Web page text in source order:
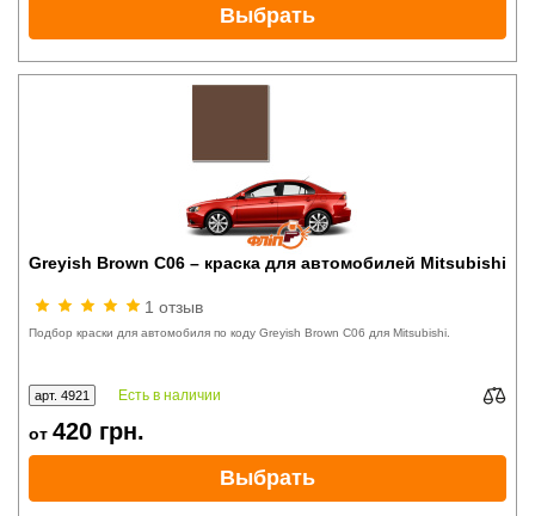
Выбрать
Greyish Brown C06 – краска для автомобилей Mitsubishi
1 отзыв
Подбор краски для автомобиля по коду Greyish Brown C06 для Mitsubishi.
арт. 4921 Есть в наличии
от 420 грн.
Выбрать